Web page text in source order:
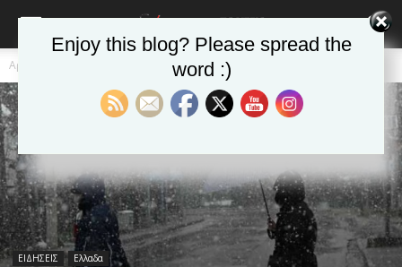
Αρχική
ΕΙΔΗΣΕΙΣ Ελλαδα
Enjoy this blog? Please spread the
word :)